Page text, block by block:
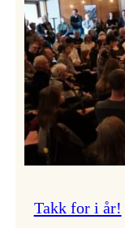
i
Takk for i år!